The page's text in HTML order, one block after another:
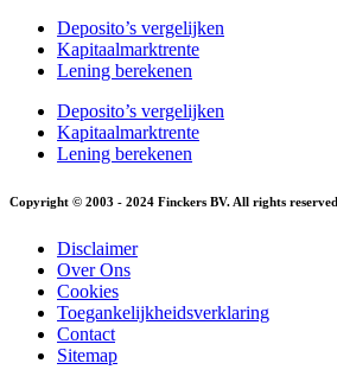
Deposito’s vergelijken
Kapitaalmarktrente
Lening berekenen
Deposito’s vergelijken
Kapitaalmarktrente
Lening berekenen
Copyright © 2003 - 2024 Finckers BV. All rights reserved
Disclaimer
Over Ons
Cookies
Toegankelijkheidsverklaring
Contact
Sitemap